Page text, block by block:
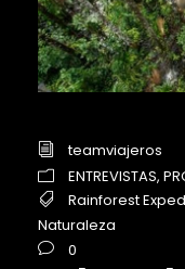
teamviajeros
ENTREVISTAS,
Rainforest
Naturaleza
0